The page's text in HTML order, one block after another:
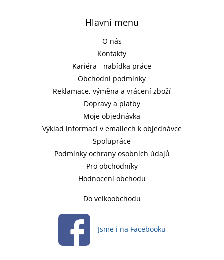
Hlavní menu
O nás
Kontakty
Kariéra - nabídka práce
Obchodní podmínky
Reklamace, výměna a vrácení zboží
Dopravy a platby
Moje objednávka
Výklad informací v emailech k objednávce
Spolupráce
Podmínky ochrany osobních údajů
Pro obchodníky
Hodnocení obchodu
Do velkoobchodu
Jsme i na Facebooku